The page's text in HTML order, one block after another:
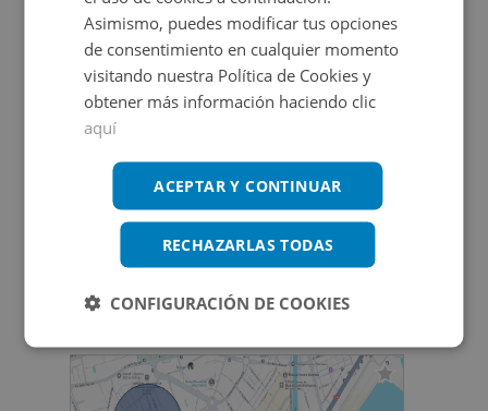
situado en la última planta. Cabe destacar que el solar
contiguo cuenta con la calificación de suelo residencial
urbano, lo que ofrece un sinfín de posibilidades para el
desarrollo y la inversión en este enclave único en Jumilla.
Promociones asociadas
Inmuebles singulares
Ver más inmuebles
Inmuebles que te pueden interesar
Asimismo, puedes modificar tus opciones
de consentimiento en cualquier momento
visitando nuestra Política de Cookies y
obtener más información haciendo clic
aquí
ACEPTAR Y CONTINUAR
RECHAZARLAS TODAS
CONFIGURACIÓN DE COOKIES